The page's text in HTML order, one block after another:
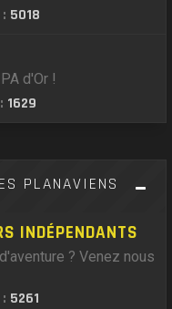
5018
d'Or !
1629
PLANAVIENS
INDÉPENDANTS
? Venez nous
5261